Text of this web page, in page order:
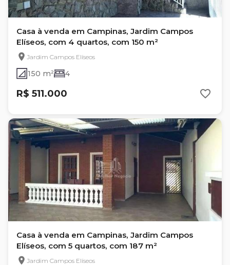
Casa à venda em Campinas, Jardim Campos
Elíseos, com 4 quartos, com 150 m²
Jardim Campos Elíseos
150 m² 4
R$ 511.000
Casa à venda em Campinas, Jardim Campos
Elíseos, com 5 quartos, com 187 m²
Jardim Campos Elíseos